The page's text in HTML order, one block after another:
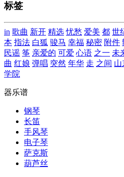
标签
in 歌曲 新开 精选 忧愁 爱美 都 世
本 指法 白狐 骏马 幸福 秘密 附件
民谣 筝 亲爱的 可爱 心语 之一 未
曲 红娘 弹唱 突然 年华 走 之间 山
学院
器乐谱
钢琴
长笛
手风琴
电子琴
萨克斯
葫芦丝